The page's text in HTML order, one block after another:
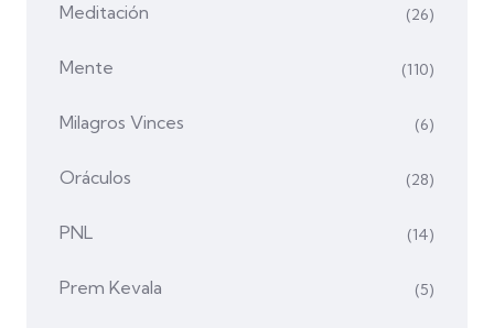
Meditación (26)
Mente (110)
Milagros Vinces (6)
Oráculos (28)
PNL (14)
Prem Kevala (5)